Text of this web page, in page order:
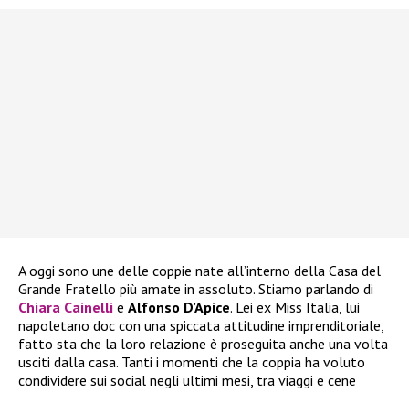
A oggi sono une delle coppie nate all’interno della Casa del
Grande Fratello più amate in assoluto. Stiamo parlando di
Chiara Cainelli e Alfonso D’Apice. Lei ex Miss Italia, lui
napoletano doc con una spiccata attitudine imprenditoriale,
fatto sta che la loro relazione è proseguita anche una volta
usciti dalla casa. Tanti i momenti che la coppia ha voluto
condividere sui social negli ultimi mesi, tra viaggi e cene